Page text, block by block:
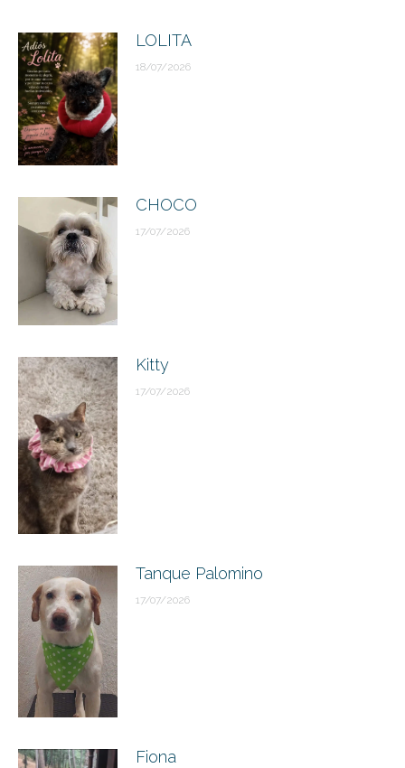
LOLITA
18/07/2026
CHOCO
17/07/2026
Kitty
17/07/2026
Tanque Palomino
17/07/2026
Fiona